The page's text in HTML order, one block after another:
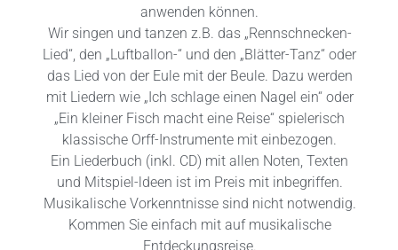
anwenden können.
Wir singen und tanzen z.B. das „Rennschnecken-
Lied“, den „Luftballon-“ und den „Blätter-Tanz“ oder
das Lied von der Eule mit der Beule. Dazu werden
mit Liedern wie „Ich schlage einen Nagel ein“ oder
„Ein kleiner Fisch macht eine Reise“ spielerisch
klassische Orff-Instrumente mit einbezogen.
Ein Liederbuch (inkl. CD) mit allen Noten, Texten
und Mitspiel-ldeen ist im Preis mit inbegriffen.
Musikalische Vorkenntnisse sind nicht notwendig.
Kommen Sie einfach mit auf musikalische
Entdeckungsreise.